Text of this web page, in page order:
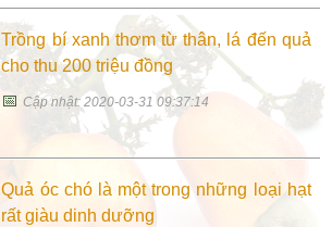
Trồng bí xanh thơm từ thân, lá đến quả
cho thu 200 triệu đồng
📅Cập nhật: 2020-03-31 09:37:14
Quả óc chó là một trong những loại hạt
rất giàu dinh dưỡng